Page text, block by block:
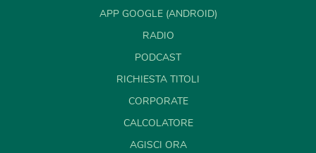
APP GOOGLE (ANDROID)
RADIO
PODCAST
RICHIESTA TITOLI
CORPORATE
CALCOLATORE
AGISCI ORA